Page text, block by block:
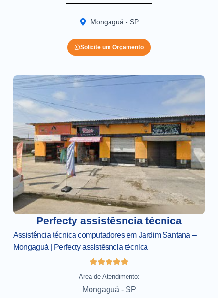
Mongaguá - SP
Solicite um Orçamento
Perfecty assistêsncia técnica
Assistência técnica computadores em Jardim Santana –
Mongaguá | Perfecty assistêsncia técnica
Area de Atendimento:
Mongaguá - SP